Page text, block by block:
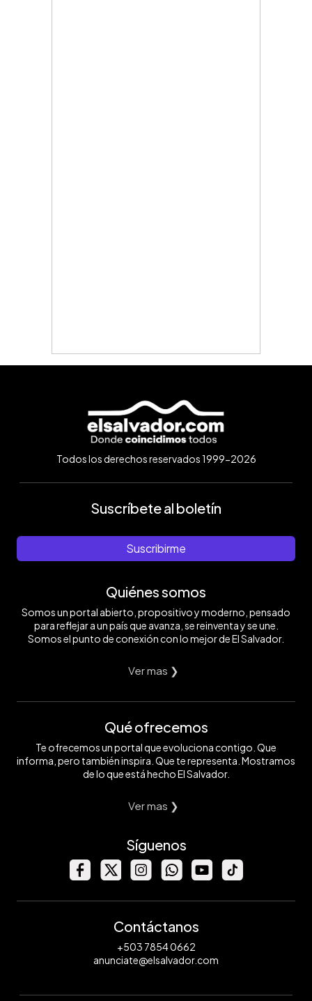
Todos los derechos reservados 1999-2026
Suscríbete al boletín
Suscribirme
Quiénes somos
Somos un portal abierto, propositivo y moderno, pensado
para reflejar a un país que avanza, se reinventa y se une.
Somos el punto de conexión con lo mejor de El Salvador.
Ver mas ❯
Qué ofrecemos
Te ofrecemos un portal que evoluciona contigo. Que
informa, pero también inspira. Que te representa. Mostramos
de lo que está hecho El Salvador.
Ver mas ❯
Síguenos
Contáctanos
+503 7854 0662
anunciate@elsalvador.com